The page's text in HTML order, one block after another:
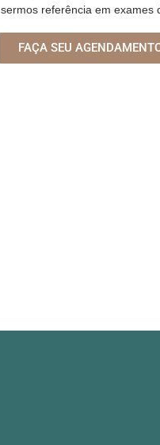
sermos referência em exames
FAÇA SEU